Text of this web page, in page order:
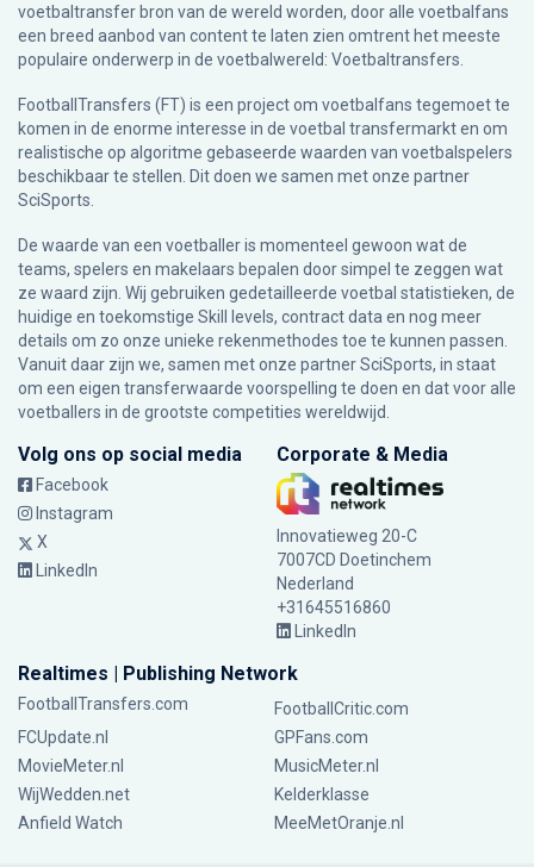
voetbaltransfer bron van de wereld worden, door alle voetbalfans
een breed aanbod van content te laten zien omtrent het meeste
populaire onderwerp in de voetbalwereld: Voetbaltransfers.
FootballTransfers (FT) is een project om voetbalfans tegemoet te
komen in de enorme interesse in de voetbal transfermarkt en om
realistische op algoritme gebaseerde waarden van voetbalspelers
beschikbaar te stellen. Dit doen we samen met onze partner
SciSports
De waarde van een voetballer is momenteel gewoon wat de
teams, spelers en makelaars bepalen door simpel te zeggen wat
ze waard zijn. Wij gebruiken gedetailleerde voetbal statistieken, de
huidige en toekomstige Skill levels, contract data en nog meer
details om zo onze unieke rekenmethodes toe te kunnen passen.
Vanuit daar zijn we, samen met onze partner SciSports, in staat
om een eigen transferwaarde voorspelling te doen en dat voor alle
voetballers in de grootste competities wereldwijd.
Volg ons op social media
Facebook
Instagram
X
LinkedIn
Corporate & Media
Innovatieweg 20-C
7007CD Doetinchem
Nederland
+31645516860
LinkedIn
Realtimes | Publishing Network
FootballTransfers.com
FootballCritic.com
FCUpdate.nl
GPFans.com
MovieMeter.nl
MusicMeter.nl
WijWedden.net
Kelderklasse
Anfield Watch
MeeMetOranje.nl